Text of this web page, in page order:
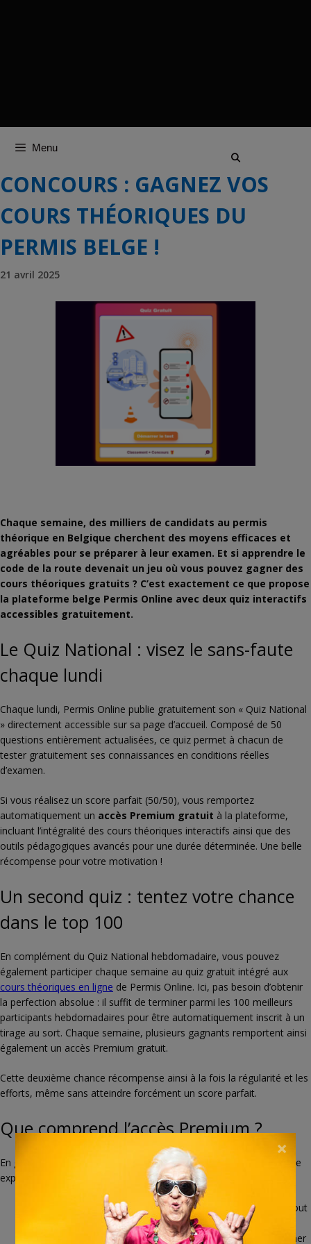
Menu
CONCOURS : GAGNEZ VOS
COURS THÉORIQUES DU
PERMIS BELGE !
21 avril 2025
Chaque semaine, des milliers de candidats au permis
théorique en Belgique cherchent des moyens efficaces et
agréables pour se préparer à leur examen. Et si apprendre le
code de la route devenait un jeu où vous pouvez gagner des
cours théoriques gratuits ? C’est exactement ce que propose
la plateforme belge Permis Online avec deux quiz interactifs
accessibles gratuitement.
Le Quiz National : visez le sans-faute
chaque lundi
Chaque lundi, Permis Online publie gratuitement son « Quiz National
» directement accessible sur sa page d’accueil. Composé de 50
questions entièrement actualisées, ce quiz permet à chacun de
tester gratuitement ses connaissances en conditions réelles
d’examen.
Si vous réalisez un score parfait (50/50), vous remportez
automatiquement un accès Premium gratuit à la plateforme,
incluant l’intégralité des cours théoriques interactifs ainsi que des
outils pédagogiques avancés pour une durée déterminée. Une belle
récompense pour votre motivation !
Un second quiz : tentez votre chance
dans le top 100
En complément du Quiz National hebdomadaire, vous pouvez
également participer chaque semaine au quiz gratuit intégré aux
cours théoriques en ligne de Permis Online. Ici, pas besoin d’obtenir
la perfection absolue : il suffit de terminer parmi les 100 meilleurs
participants hebdomadaires pour être automatiquement inscrit à un
tirage au sort. Chaque semaine, plusieurs gagnants remportent ainsi
également un accès Premium gratuit.
Cette deuxième chance récompense ainsi à la fois la régularité et les
efforts, même sans atteindre forcément un score parfait.
Que comprend l’accès Premium ?
En gagnant l’accès Premium à Permis Online, vous bénéficiez d’une
expérience de formation complète incluant :
Des cours théoriques détaillés et interactifs accessibles à tout
moment depuis votre smartphone ou ordinateur.
Des simulations réalistes d’examen théorique pour s’entraîner
×